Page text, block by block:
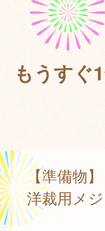
もうすぐ
【準備物】
洋裁用メ